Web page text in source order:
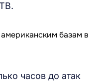
часов до атак